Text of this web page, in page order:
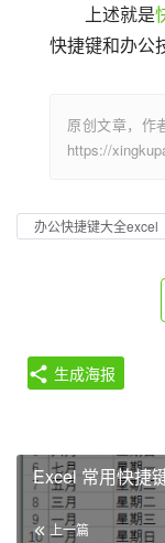
上述就是
快捷键和办公
原创文章，作
https://
办公快捷键大全excel
生成海报
Excel 常用快捷
上一篇